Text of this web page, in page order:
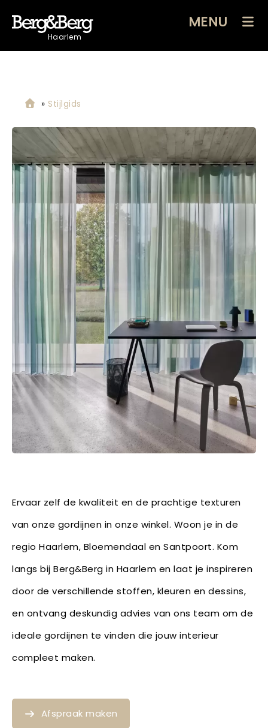
Haarlem
MENU
» Stijlgids
Ervaar zelf de kwaliteit en de prachtige texturen
van onze gordijnen in onze winkel. Woon je in de
regio Haarlem, Bloemendaal en Santpoort. Kom
langs bij Berg&Berg in Haarlem en laat je inspireren
door de verschillende stoffen, kleuren en dessins,
en ontvang deskundig advies van ons team om de
ideale gordijnen te vinden die jouw interieur
compleet maken.
Afspraak maken